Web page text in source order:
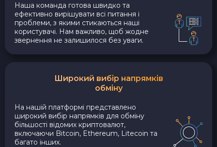
Наша команда готова швидко та
ефективно вирішувати всі питання і
проблеми, з якими стикаються наші
користувачі. Нам важливо, щоб жодне
звернення не залишилося без уваги.
Широкий вибір напрямків
обміну
На нашій платформі представлено
широкий вибір напрямків для обміну
більшості відомих криптовалют,
включаючи Bitcoin, Ethereum, Litecoin та
багато інших.